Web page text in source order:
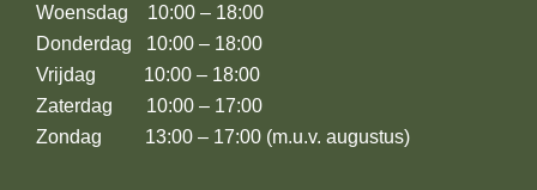
Woensdag 10:00 – 18:00
Donderdag 10:00 – 18:00
Vrijdag 10:00 – 18:00
Zaterdag 10:00 – 17:00
Zondag 13:00 – 17:00 (m.u.v. augustus)